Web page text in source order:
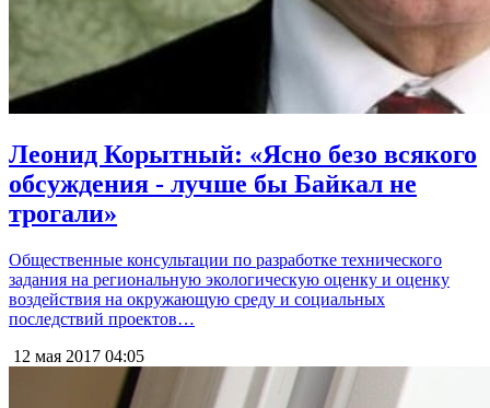
Леонид Корытный: «Ясно безо всякого
обсуждения - лучше бы Байкал не
трогали»
Общественные консультации по разработке технического
задания на региональную экологическую оценку и оценку
воздействия на окружающую среду и социальных
последствий проектов…
12 мая 2017 04:05